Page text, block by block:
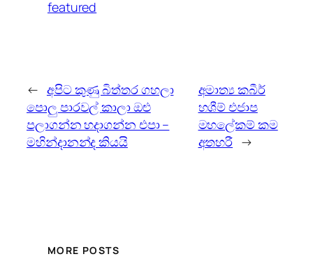
featured
← අපිට කුණු බිත්තර ගහලා
පොලු පාරවල් කාලා ඔළු
පලාගන්න හදාගන්න එපා –
මහින්දානන්ද කියයි
අමාත්‍ය කබීර්
හශීම් එජාප
මහලේකම් කම
අතහරී →
MORE POSTS